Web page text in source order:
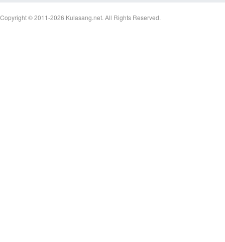
Copyright © 2011-2026 Kulasang.net. All Rights Reserved.